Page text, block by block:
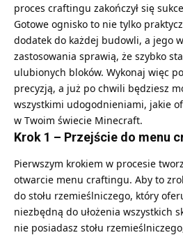
proces craftingu zakończył się
Gotowe ognisko to nie tylko
dodatek do każdej budowli, a jego
zastosowania sprawią, że szybko
ulubionych bloków. Wykonaj więc
precyzją, a już po chwili będziesz
wszystkimi udogodnieniami, jakie
w Twoim świecie Minecraft.
Krok 1 – Przejście do menu
Pierwszym krokiem w procesie
otwarcie menu craftingu. Aby to
do stołu rzemieślniczego, który
niezbędną do ułożenia wszystkich
nie posiadasz stołu